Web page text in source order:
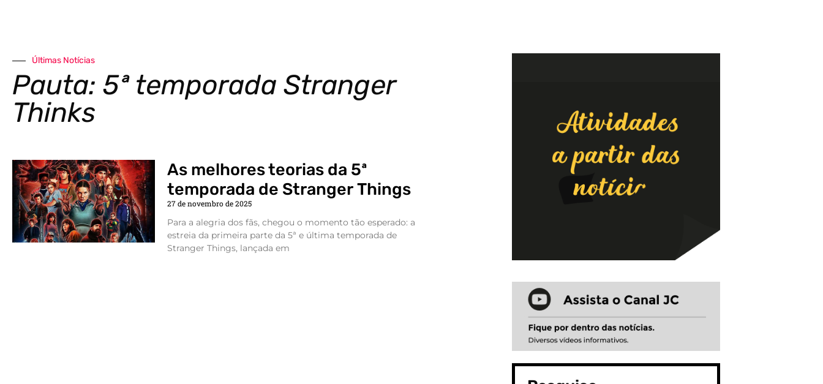
Últimas Notícias
Pauta: 5ª temporada Stranger
Thinks
As melhores teorias da 5ª
temporada de Stranger Things
27 de novembro de 2025
Para a alegria dos fãs, chegou o momento tão esperado: a
estreia da primeira parte da 5ª e última temporada de
Stranger Things, lançada em